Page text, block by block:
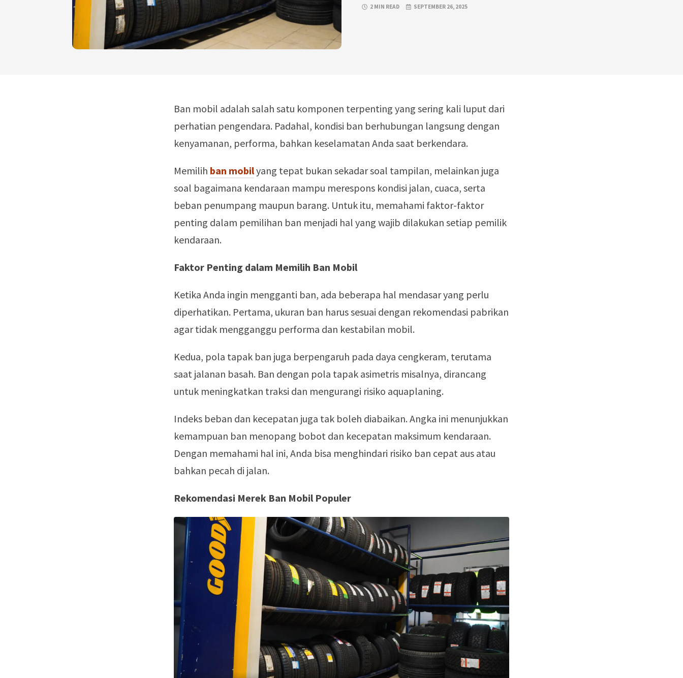
2 MIN READ SEPTEMBER 26, 2025
Ban mobil adalah salah satu komponen terpenting yang sering kali luput dari
perhatian pengendara. Padahal, kondisi ban berhubungan langsung dengan
kenyamanan, performa, bahkan keselamatan Anda saat berkendara.
Memilih ban mobilyang tepat bukan sekadar soal tampilan, melainkan juga
soal bagaimana kendaraan mampu merespons kondisi jalan, cuaca, serta
beban penumpang maupun barang. Untuk itu, memahami faktor-faktor
penting dalam pemilihan ban menjadi hal yang wajib dilakukan setiap pemilik
kendaraan.
Faktor Penting dalam Memilih Ban Mobil
Ketika Anda ingin mengganti ban, ada beberapa hal mendasar yang perlu
diperhatikan. Pertama, ukuran ban harus sesuai dengan rekomendasi pabrikan
agar tidak mengganggu performa dan kestabilan mobil.
Kedua, pola tapak ban juga berpengaruh pada daya cengkeram, terutama
saat jalanan basah. Ban dengan pola tapak asimetris misalnya, dirancang
untuk meningkatkan traksi dan mengurangi risiko aquaplaning.
Indeks beban dan kecepatan juga tak boleh diabaikan. Angka ini menunjukkan
kemampuan ban menopang bobot dan kecepatan maksimum kendaraan.
Dengan memahami hal ini, Anda bisa menghindari risiko ban cepat aus atau
bahkan pecah di jalan.
Rekomendasi Merek Ban Mobil Populer